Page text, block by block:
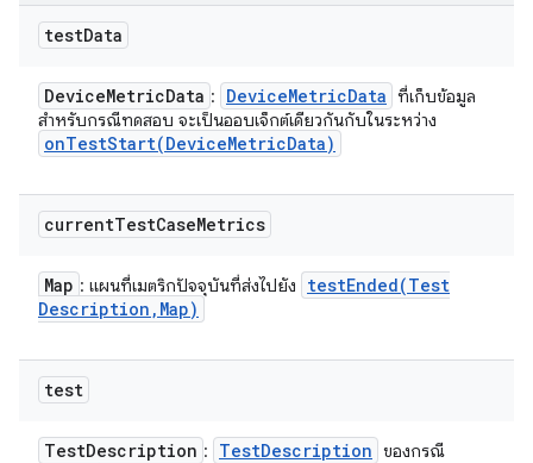
testData
DeviceMetricData : DeviceMetricData ที่เก็บข้อมูล
สำหรับกรณีทดสอบ จะเป็นออบเจ็กต์เดียวกันกับในระหว่าง
onTestStart(DeviceMetricData)
currentTestCaseMetrics
Map : แผนที่เมตริกปัจจุบันที่ส่งไปยัง testEnded(Test
Description , Map)
test
TestDescription : TestDescription ของกรณี